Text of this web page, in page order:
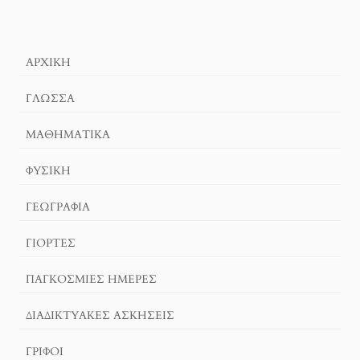
ΑΡΧΙΚΉ
ΓΛΏΣΣΑ
ΜΑΘΗΜΑΤΙΚΆ
ΦΥΣΙΚΗ
ΓΕΩΓΡΑΦΊΑ
ΓΙΟΡΤΈΣ
ΠΑΓΚΟΣΜΙΕΣ ΗΜΕΡΕΣ
ΔΙΑΔΙΚΤΥΑΚΈΣ ΑΣΚΉΣΕΙΣ
ΓΡΙΦΟΙ